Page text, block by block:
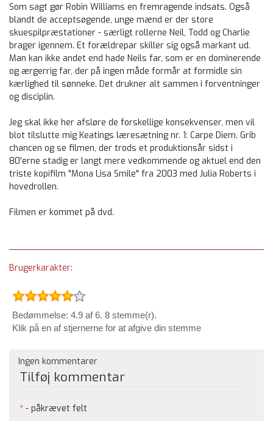
Som sagt gør Robin Williams en fremragende indsats. Også
blandt de acceptsøgende, unge mænd er der store
skuespilpræstationer - særligt rollerne Neil, Todd og Charlie
brager igennem. Et forældrepar skiller sig også markant ud.
Man kan ikke andet end hade Neils far, som er en dominerende
og ærgerrig far, der på ingen måde formår at formidle sin
kærlighed til sønneke. Det drukner alt sammen i forventninger
og disciplin.
Jeg skal ikke her afsløre de forskellige konsekvenser, men vil
blot tilslutte mig Keatings læresætning nr. 1: Carpe Diem. Grib
chancen og se filmen, der trods et produktionsår sidst i
80'erne stadig er langt mere vedkommende og aktuel end den
triste kopifilm "Mona Lisa Smile" fra 2003 med Julia Roberts i
hovedrollen.
Filmen er kommet på dvd.
Brugerkarakter:
Bedømmelse: 4.9 af 6. 8 stemme(r).
Klik på en af stjernerne for at afgive din stemme
Ingen kommentarer
Tilføj kommentar
* - påkrævet felt